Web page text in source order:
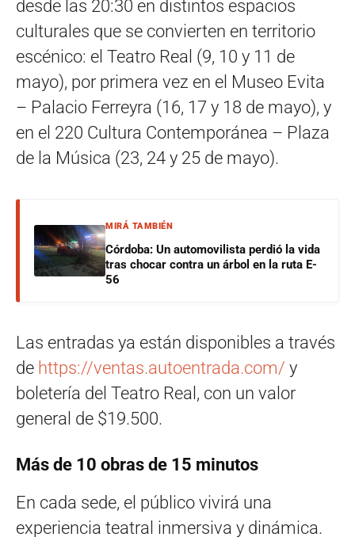
desde las 20:30 en distintos espacios
culturales que se convierten en territorio
escénico: el Teatro Real (9, 10 y 11 de
mayo), por primera vez en el Museo Evita
– Palacio Ferreyra (16, 17 y 18 de mayo), y
en el 220 Cultura Contemporánea – Plaza
de la Música (23, 24 y 25 de mayo).
MIRÁ TAMBIÉN
Córdoba: Un automovilista perdió la vida
tras chocar contra un árbol en la ruta E-
56
Las entradas ya están disponibles a través
de https://ventas.autoentrada.com/ y
boletería del Teatro Real, con un valor
general de $19.500.
Más de 10 obras de 15 minutos
En cada sede, el público vivirá una
experiencia teatral inmersiva y dinámica.